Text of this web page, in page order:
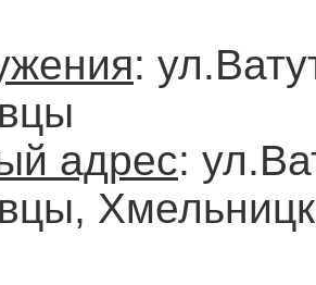
:
адрес: